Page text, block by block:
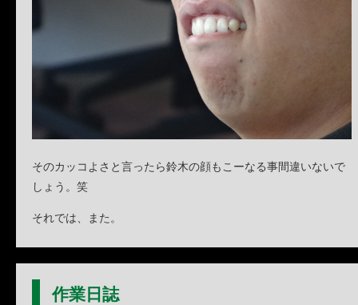
そのカッコよさと言ったら鈴木の顔もこーなる事間違いないで
しょう。笑
それでは、また。
作業日誌